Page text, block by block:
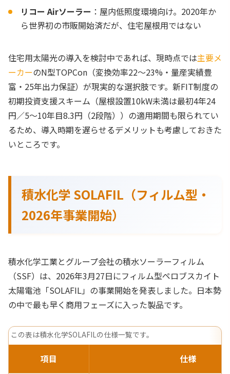
リコー Airソーラー ：屋内低照度環境向け。2020年か
ら世界初の市販開始済だが、住宅屋根用ではない
住宅用太陽光の導入を検討中であれば、現時点では主要メ
ーカーのN型TOPCon（変換効率22〜23%・量産実績豊
富・25年出力保証）が現実的な選択肢です。新FIT制度の
初期投資支援スキーム（屋根設置10kW未満は最初4年24
円／5〜10年目8.3円（2段階））の適用期間も限られてい
るため、導入時期を遅らせるデメリットも考慮しておきた
いところです。
積水化学 SOLAFIL（フィルム型・
2026年事業開始）
積水化学工業とグループ会社の積水ソーラーフィルム
（SSF）は、2026年3月27日にフィルム型ペロブスカイト
太陽電池「SOLAFIL」の事業開始を発表しました。日本勢
の中で最も早く商用フェーズに入った製品です。
この表は積水化学SOLAFILの仕様一覧です。
項目 仕様